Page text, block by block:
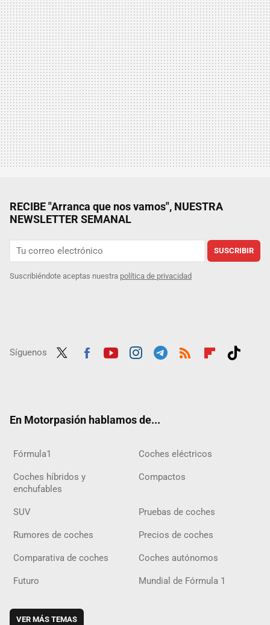
RECIBE "Arranca que nos vamos", NUESTRA
NEWSLETTER SEMANAL
SUSCRIBIR
Suscribiéndote aceptas nuestra política de privacidad
Síguenos
En Motorpasión hablamos de...
Fórmula1 Coches eléctricos
Coches híbridos y
enchufables
Compactos
SUV Pruebas de coches
Rumores de coches Precios de coches
Comparativa de coches Coches autónomos
Futuro Mundial de Fórmula 1
VER MÁS TEMAS